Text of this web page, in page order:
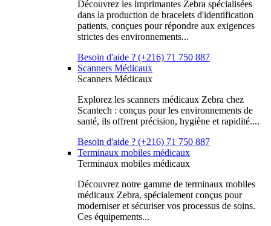
Découvrez les imprimantes Zebra spécialisées
dans la production de bracelets d'identification
patients, conçues pour répondre aux exigences
strictes des environnements...
Besoin d'aide ? (+216) 71 750 887
Scanners Médicaux
Scanners Médicaux
Explorez les scanners médicaux Zebra chez
Scantech : conçus pour les environnements de
santé, ils offrent précision, hygiène et rapidité....
Besoin d'aide ? (+216) 71 750 887
Terminaux mobiles médicaux
Terminaux mobiles médicaux
Découvrez notre gamme de terminaux mobiles
médicaux Zebra, spécialement conçus pour
moderniser et sécuriser vos processus de soins.
Ces équipements...